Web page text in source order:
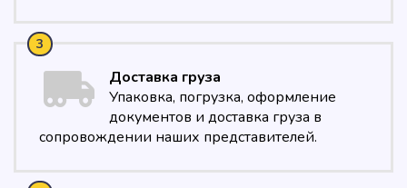
Доставка груза
Упаковка, погрузка, оформление
документов и доставка груза в
сопровождении наших представителей.